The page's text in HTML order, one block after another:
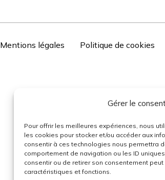
Gérer le
Pour offrir les meilleures expériences, nous
les cookies pour stocker et/ou accéder aux
consentir à ces technologies nous permettra
comportement de navigation ou les ID
consentir ou de retirer son consentement
caractéristiques et fonctions.
Mentions légales Politique de cookies